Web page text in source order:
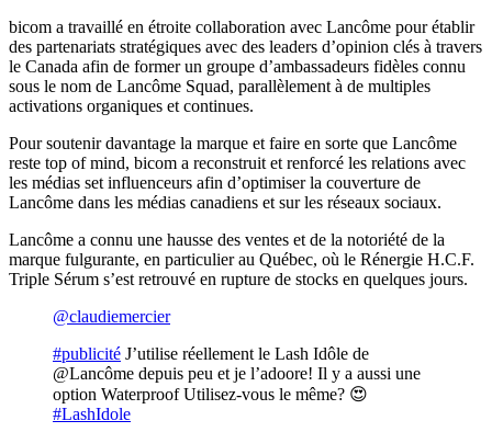
bicom a travaillé en étroite collaboration avec Lancôme pour établir
des partenariats stratégiques avec des leaders d’opinion clés à travers
le Canada afin de former un groupe d’ambassadeurs fidèles connu
sous le nom de Lancôme Squad, parallèlement à de multiples
activations organiques et continues.
Pour soutenir davantage la marque et faire en sorte que Lancôme
reste top of mind, bicom a reconstruit et renforcé les relations avec
les médias set influenceurs afin d’optimiser la couverture de
Lancôme dans les médias canadiens et sur les réseaux sociaux.
Lancôme a connu une hausse des ventes et de la notoriété de la
marque fulgurante, en particulier au Québec, où le Rénergie H.C.F.
Triple Sérum s’est retrouvé en rupture de stocks en quelques jours.
@claudiemercier
#publicité J’utilise réellement le Lash Idôle de
@Lancôme depuis peu et je l’adoore! Il y a aussi une
option Waterproof Utilisez-vous le même? 😍
#LashIdole